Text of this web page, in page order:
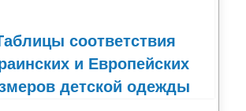
соответствия
и Европейских
детской одежды